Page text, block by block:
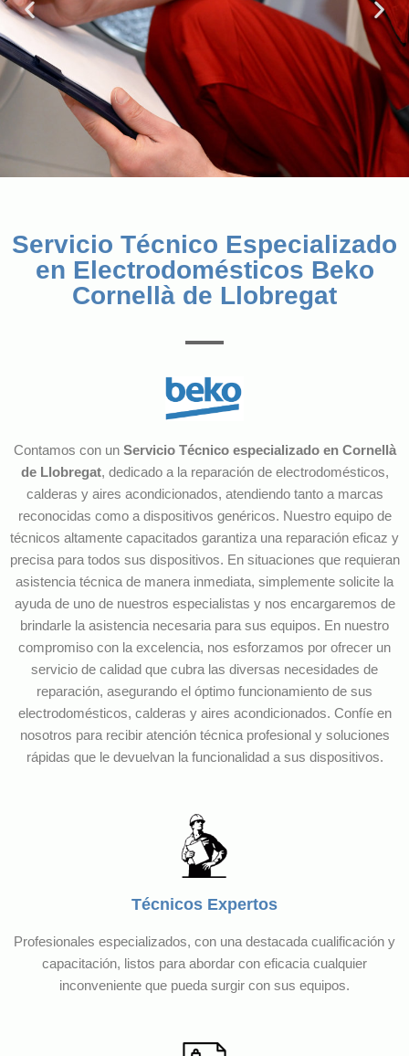
Servicio Técnico Especializado
en Electrodomésticos Beko
Cornellà de Llobregat
Contamos con un Servicio Técnico especializado en Cornellà
de Llobregat, dedicado a la reparación de electrodomésticos,
calderas y aires acondicionados, atendiendo tanto a marcas
reconocidas como a dispositivos genéricos. Nuestro equipo de
técnicos altamente capacitados garantiza una reparación eficaz y
precisa para todos sus dispositivos. En situaciones que requieran
asistencia técnica de manera inmediata, simplemente solicite la
ayuda de uno de nuestros especialistas y nos encargaremos de
brindarle la asistencia necesaria para sus equipos. En nuestro
compromiso con la excelencia, nos esforzamos por ofrecer un
servicio de calidad que cubra las diversas necesidades de
reparación, asegurando el óptimo funcionamiento de sus
electrodomésticos, calderas y aires acondicionados. Confíe en
nosotros para recibir atención técnica profesional y soluciones
rápidas que le devuelvan la funcionalidad a sus dispositivos.
Técnicos Expertos
Profesionales especializados, con una destacada cualificación y
capacitación, listos para abordar con eficacia cualquier
inconveniente que pueda surgir con sus equipos.